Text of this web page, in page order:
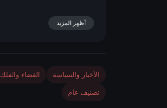
أظهر المزيد
الأخبار والسياسة الفضاء والفلك
تصنيف عام